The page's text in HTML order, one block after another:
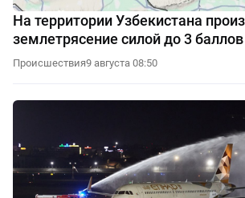
На территории Узбекистана
землетрясение силой до 3 баллов
Происшествия9 августа 08:50